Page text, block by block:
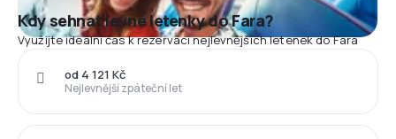
Kdy sehnat levné letenky do Fara?
Využijte ideální čas k rezervaci nejlevnějších letenek do Fara
Nejlevnější zpáteční let
od 4 121 Kč